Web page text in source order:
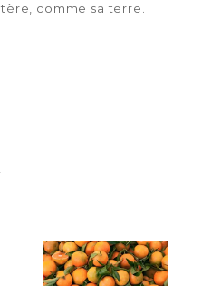
comme sa terre.